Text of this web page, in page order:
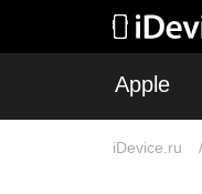
Apple
iDevice.ru